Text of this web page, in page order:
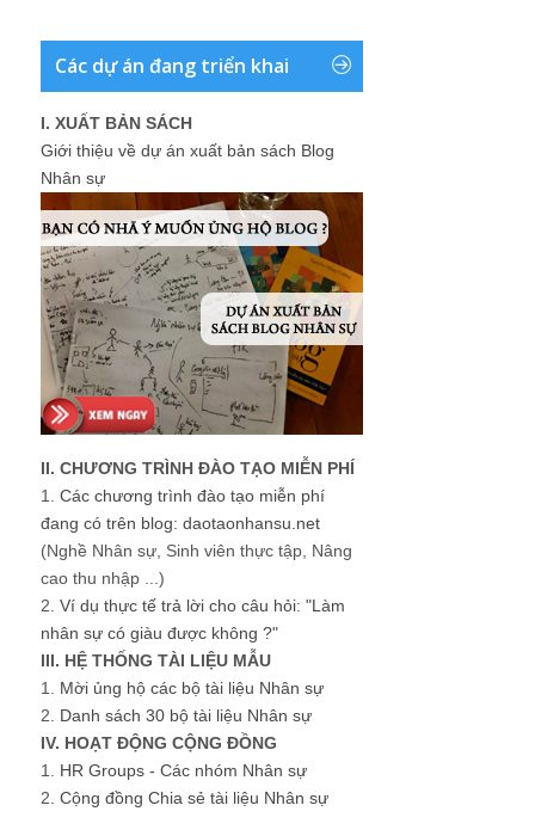
Các dự án đang triển khai
I. XUẤT BẢN SÁCH
Giới thiệu về dự án xuất bản sách Blog
Nhân sự
II. CHƯƠNG TRÌNH ĐÀO TẠO MIỄN PHÍ
1. Các chương trình đào tạo miễn phí
đang có trên blog: daotaonhansu.net
(Nghề Nhân sự, Sinh viên thực tập, Nâng
cao thu nhập ...)
2. Ví dụ thực tế trả lời cho câu hỏi: "Làm
nhân sự có giàu được không ?"
III. HỆ THỐNG TÀI LIỆU MẪU
1. Mời ủng hộ các bộ tài liệu Nhân sự
2. Danh sách 30 bộ tài liệu Nhân sự
IV. HOẠT ĐỘNG CỘNG ĐỒNG
1. HR Groups - Các nhóm Nhân sự
2. Cộng đồng Chia sẻ tài liệu Nhân sự